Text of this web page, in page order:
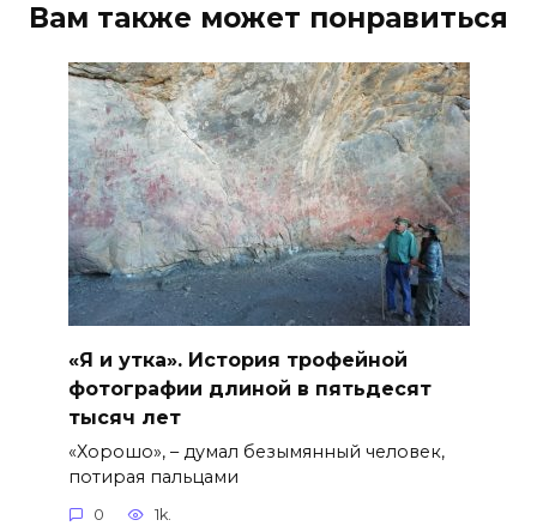
Вам также может понравиться
«Я и утка». История трофейной
фотографии длиной в пятьдесят
тысяч лет
«Хорошо», – думал безымянный человек,
потирая пальцами
0 1k.